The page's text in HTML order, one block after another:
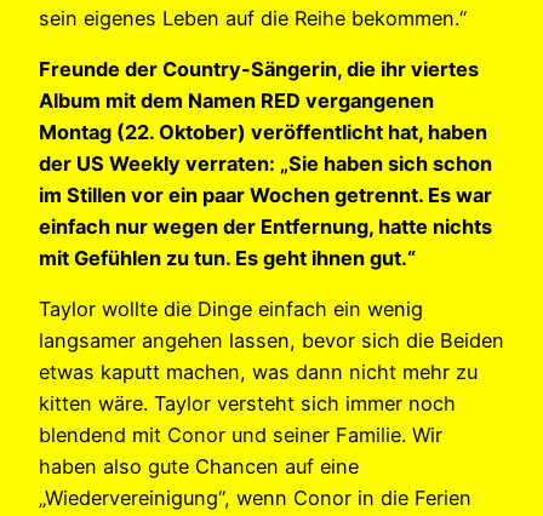
sein eigenes Leben auf die Reihe bekommen.“
Freunde der Country-Sängerin, die ihr viertes
Album mit dem Namen RED vergangenen
Montag (22. Oktober) veröffentlicht hat, haben
der US Weekly verraten: „Sie haben sich schon
im Stillen vor ein paar Wochen getrennt. Es war
einfach nur wegen der Entfernung, hatte nichts
mit Gefühlen zu tun. Es geht ihnen gut.“
Taylor wollte die Dinge einfach ein wenig
langsamer angehen lassen, bevor sich die Beiden
etwas kaputt machen, was dann nicht mehr zu
kitten wäre. Taylor versteht sich immer noch
blendend mit Conor und seiner Familie. Wir
haben also gute Chancen auf eine
„Wiedervereinigung“, wenn Conor in die Ferien